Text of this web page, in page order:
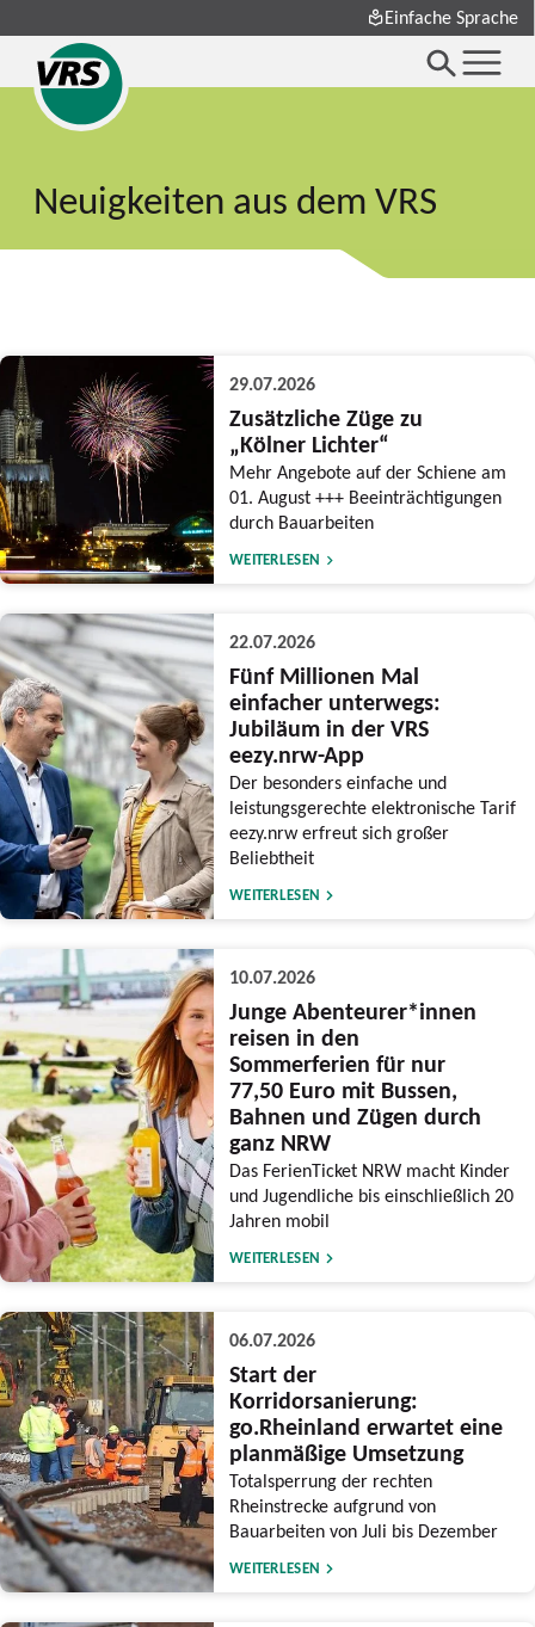
Einfache Sprache
Neuigkeiten aus dem VRS
29.07.2026
Zusätzliche Züge zu
„Kölner Lichter“
Mehr Angebote auf der Schiene am
01. August +++ Beeinträchtigungen
durch Bauarbeiten
WEITERLESEN
22.07.2026
Fünf Millionen Mal
einfacher unterwegs:
Jubiläum in der VRS
eezy.nrw-App
Der besonders einfache und
leistungsgerechte elektronische Tarif
eezy.nrw erfreut sich großer
Beliebtheit
WEITERLESEN
10.07.2026
Junge Abenteurer*innen
reisen in den
Sommerferien für nur
77,50 Euro mit Bussen,
Bahnen und Zügen durch
ganz NRW
Das FerienTicket NRW macht Kinder
und Jugendliche bis einschließlich 20
Jahren mobil
WEITERLESEN
06.07.2026
Start der
Korridorsanierung:
go.Rheinland erwartet eine
planmäßige Umsetzung
Totalsperrung der rechten
Rheinstrecke aufgrund von
Bauarbeiten von Juli bis Dezember
WEITERLESEN